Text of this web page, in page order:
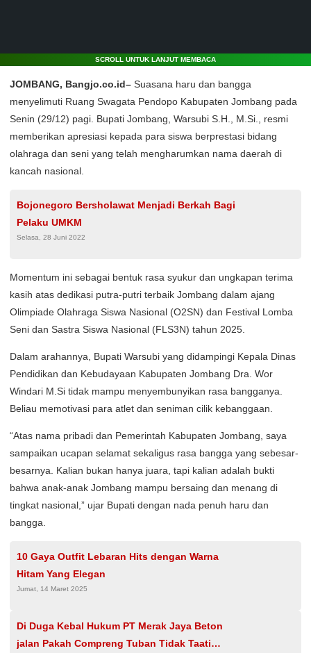
SCROLL UNTUK LANJUT MEMBACA
JOMBANG, Bangjo.co.id– Suasana haru dan bangga
menyelimuti Ruang Swagata Pendopo Kabupaten Jombang pada
Senin (29/12) pagi. Bupati Jombang, Warsubi S.H., M.Si., resmi
memberikan apresiasi kepada para siswa berprestasi bidang
olahraga dan seni yang telah mengharumkan nama daerah di
kancah nasional.
Bojonegoro Bersholawat Menjadi Berkah Bagi
Pelaku UMKM
Selasa, 28 Juni 2022
Momentum ini sebagai bentuk rasa syukur dan ungkapan terima
kasih atas dedikasi putra-putri terbaik Jombang dalam ajang
Olimpiade Olahraga Siswa Nasional (O2SN) dan Festival Lomba
Seni dan Sastra Siswa Nasional (FLS3N) tahun 2025.
Dalam arahannya, Bupati Warsubi yang didampingi Kepala Dinas
Pendidikan dan Kebudayaan Kabupaten Jombang Dra. Wor
Windari M.Si tidak mampu menyembunyikan rasa bangganya.
Beliau memotivasi para atlet dan seniman cilik kebanggaan.
“Atas nama pribadi dan Pemerintah Kabupaten Jombang, saya
sampaikan ucapan selamat sekaligus rasa bangga yang sebesar-
besarnya. Kalian bukan hanya juara, tapi kalian adalah bukti
bahwa anak-anak Jombang mampu bersaing dan menang di
tingkat nasional,” ujar Bupati dengan nada penuh haru dan
bangga.
10 Gaya Outfit Lebaran Hits dengan Warna
Hitam Yang Elegan
Jumat, 14 Maret 2025
Di Duga Kebal Hukum PT Merak Jaya Beton
jalan Pakah Compreng Tuban Tidak Taati